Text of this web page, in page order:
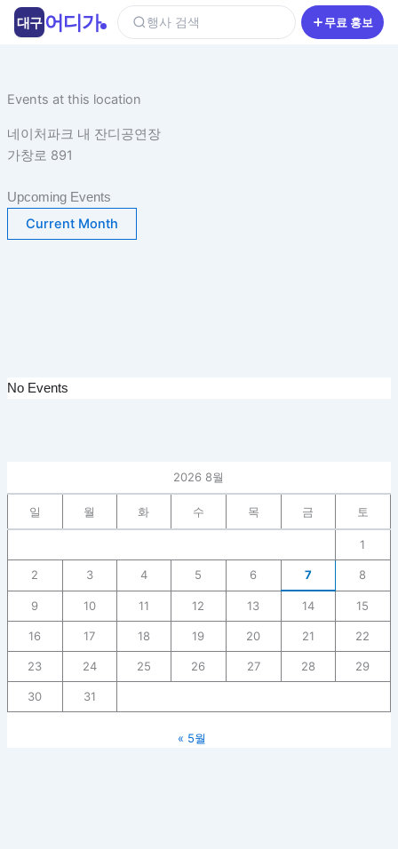
건
뛰
기
Events at this location
네이처파크 내 잔디공연장
가창로 891
Upcoming Events
Current Month
No Events
2026 8월
일 월 화 수 목 금 토
1
2 3 4 5 6 7 8
9 10 11 12 13 14 15
16 17 18 19 20 21 22
23 24 25 26 27 28 29
30 31
« 5월
대구 어디가 행사 검색 무료 홍보